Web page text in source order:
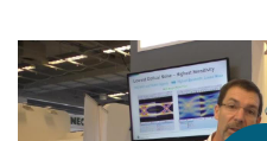
VIỆT NAM
简体中文